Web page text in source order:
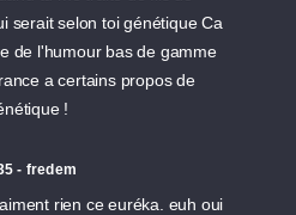
serait selon toi génétique Ca
de l'humour bas de gamme
a certains propos de
!
- fredem
rien ce euréka. euh oui